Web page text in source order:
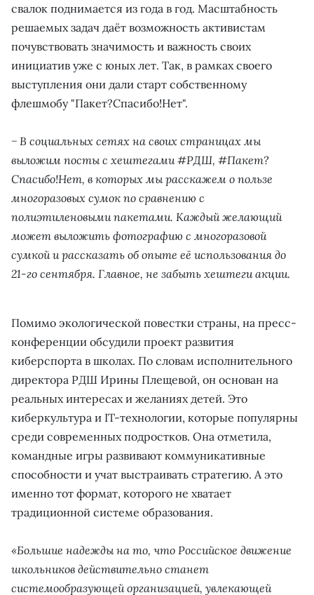
свалок поднимается из года в год. Масштабность
решаемых задач даёт возможность активистам
почувствовать значимость и важность своих
инициатив уже с юных лет. Так, в рамках своего
выступления они дали старт собственному
флешмобу "Пакет?Спасибо!Нет".
− В социальных сетях на своих страницах мы
выложим посты с хештегами #РДШ, #Пакет?
Спасибо!Нет, в которых мы расскажем о пользе
многоразовых сумок по сравнению с
полиэтиленовыми пакетами. Каждый желающий
может выложить фотографию с многоразовой
сумкой и рассказать об опыте её использования до
21-го сентября. Главное, не забыть хештеги акции.
Помимо экологической повестки страны, на пресс-
конференции обсудили проект развития
киберспорта в школах. По словам исполнительного
директора РДШ Ирины Плещевой, он основан на
реальных интересах и желаниях детей. Это
киберкультура и IT-технологии, которые популярны
среди современных подростков. Она отметила,
командные игры развивают коммуникативные
способности и учат выстраивать стратегию. А это
именно тот формат, которого не хватает
традиционной системе образования.
«Большие надежды на то, что Российское движение
школьников действительно станет
системообразующей организацией, увлекающей